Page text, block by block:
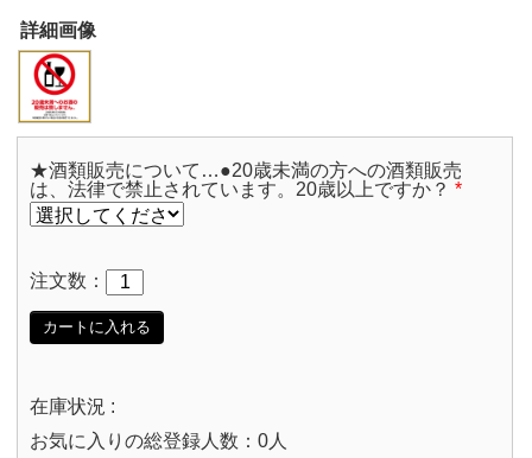
詳細画像
★酒類販売について…●20歳未満の方への酒類販売
は、法律で禁止されています。20歳以上ですか？ *
注文数：
カートに入れる
在庫状況 :
お気に入りの総登録人数：0人